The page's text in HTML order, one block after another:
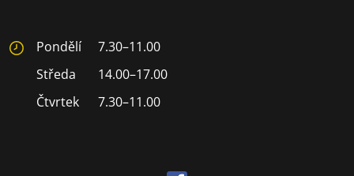
Pondělí
7.30–11.00
Středa
14.00–17.00
Čtvrtek
7.30–11.00